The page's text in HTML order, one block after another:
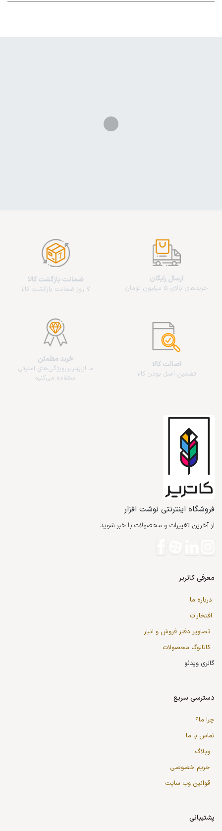
ارسال رایگان
خریدهای بالای 5 میلیون تومان
ضمانت بازگشت کالا
7 روز ضمانت بازگشت کالا
اصالت کالا
تضمین اصل بودن کالا
خرید مطمئن
ما از‌بهترین‌ویژگی‌های امنیتی
استفاده می‌کنیم
فروشگاه اینترنتی نوشت افزار
از آخرین تغییرات و محصولات با خبر شوید
معرفی کاتریر
درباره ما
افتخارات
تصاویر دفتر فروش و انبار
کاتالوگ محصولات
گالری ویدئو
دسترسی سریع
چرا ما؟
تماس با ما
وبلاگ
حریم خصوصی
قوانین وب سایت
پشتیبانی